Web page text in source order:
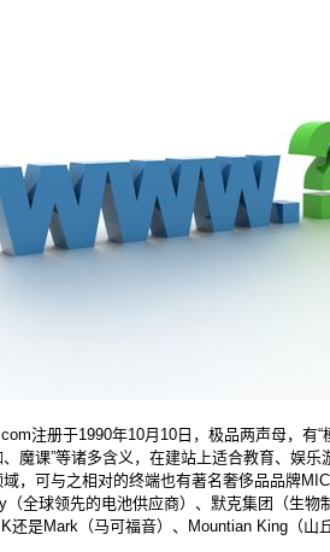
注册于1990年10月10日，极品两声母，有
、魔课”等诸多含义，在建站上适合教育、娱
，可与之相对的终端也有著名奢侈品品牌
（全球领先的电池供应商）、默克集团（生物
还是Mark（马可福音）、Mountian King（山